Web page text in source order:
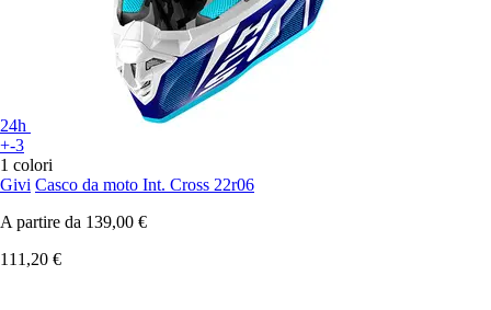
24h
+-3
1 colori
Givi Casco da moto Int. Cross 22r06
A partire da 139,00 €
111,20 €